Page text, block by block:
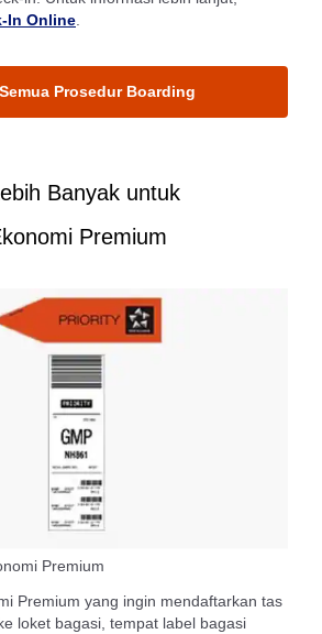
In Online.
Prosedur Boarding
Banyak untuk
Premium
Premium
Premium yang ingin mendaftarkan tas
loket bagasi, tempat label bagasi